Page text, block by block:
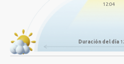
12:04
Duración del día